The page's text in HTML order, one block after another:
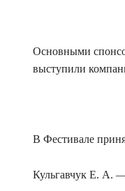
Основными
выступили
В Фестивале
Кульгавчук Е. А. —